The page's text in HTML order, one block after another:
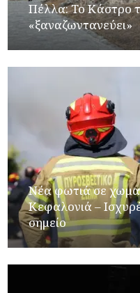
Πέλλα: Το Κάστρο
«ξαναζωντανεύει»
Νέα φωτιά σε
Κεφαλονιά –
σημείο